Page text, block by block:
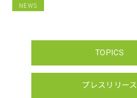
NEWS
TOPICS
プレスリリース